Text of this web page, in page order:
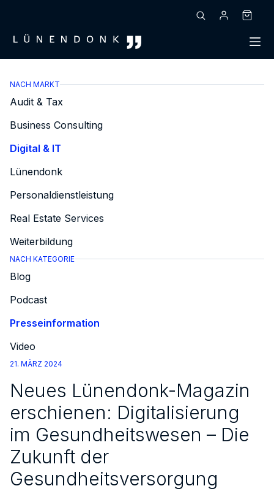
NACH MARKT
Audit & Tax
Business Consulting
Digital & IT
Lünendonk
Personaldienstleistung
Real Estate Services
Weiterbildung
NACH KATEGORIE
Blog
Podcast
Presseinformation
Video
21. MÄRZ 2024
Neues Lünendonk-Magazin
erschienen: Digitalisierung
im Gesundheitswesen – Die
Zukunft der
Gesundheitsversorgung